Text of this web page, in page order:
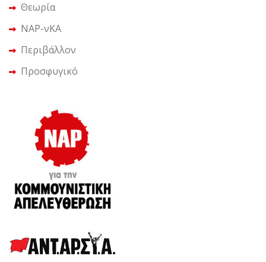
Θεωρία
ΝΑΡ-νΚΑ
Περιβάλλον
Προσφυγικό